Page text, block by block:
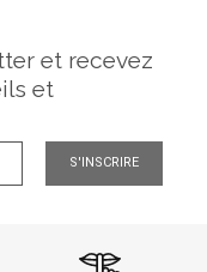
et recevez
et
S'INSCRIRE